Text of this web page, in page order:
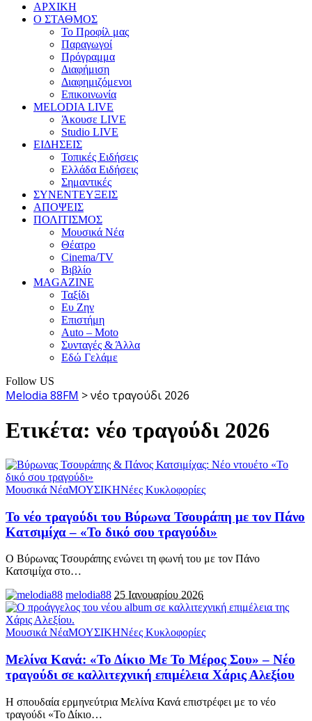
ΑΡΧΙΚΗ
Ο ΣΤΑΘΜΟΣ
Το Προφίλ μας
Παραγωγοί
Πρόγραμμα
Διαφήμιση
Διαφημιζόμενοι
Επικοινωνία
MELODIA LIVE
Άκουσε LIVE
Studio LIVE
ΕΙΔΗΣΕΙΣ
Τοπικές Ειδήσεις
Ελλάδα Ειδήσεις
Σημαντικές
ΣΥΝΕΝΤΕΥΞΕΙΣ
ΑΠΟΨΕΙΣ
ΠΟΛΙΤΙΣΜΟΣ
Μουσικά Νέα
Θέατρο
Cinema/TV
Βιβλίο
MAGAZINE
Ταξίδι
Ευ Ζην
Επιστήμη
Auto – Moto
Συνταγές & Άλλα
Εδώ Γελάμε
Follow US
Melodia 88FM >νέο τραγούδι 2026
Ετικέτα: νέο τραγούδι 2026
Μουσικά ΝέαΜΟΥΣΙΚΗΝέες Κυκλοφορίες
Το νέο τραγούδι του Βύρωνα Τσουράπη με τον Πάνο
Κατσιμίχα – «Το δικό σου τραγούδι»
Ο Βύρωνας Τσουράπης ενώνει τη φωνή του με τον Πάνο
Κατσιμίχα στο…
melodia88 25 Ιανουαρίου 2026
Μουσικά ΝέαΜΟΥΣΙΚΗΝέες Κυκλοφορίες
Μελίνα Κανά: «Το Δίκιο Με Το Μέρος Σου» – Νέο
τραγούδι σε καλλιτεχνική επιμέλεια Χάρις Αλεξίου
Η σπουδαία ερμηνεύτρια Μελίνα Κανά επιστρέφει με το νέο
τραγούδι «Το Δίκιο…